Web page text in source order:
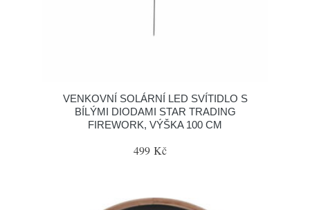
VENKOVNÍ SOLÁRNÍ LED SVÍTIDLO S
BÍLÝMI DIODAMI STAR TRADING
FIREWORK, VÝŠKA 100 CM
499 Kč